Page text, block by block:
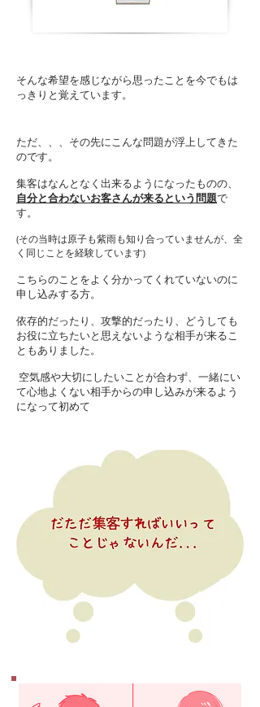
そんな希望を感じながら思ったことを今でもは
っきりと覚えています。
ただ、、、その先にこんな問題が浮上してきた
のです。
集客はなんとなく出来るようになったものの、
自分と合わないお客さんが来るという問題で
す。
(その当時は原子も紫雨も知り合っていませんが、全
く同じことを経験しています)
こちらのことをよく分かってくれていないのに
申し込みする方。
依存的だったり、攻撃的だったり、どうしても
お役に立ちたいと思えないような相手が来るこ
ともありました。
空気感や大切にしたいことが合わず、一緒にい
て心地よくない相手からの申し込みが来るよう
になって初めて